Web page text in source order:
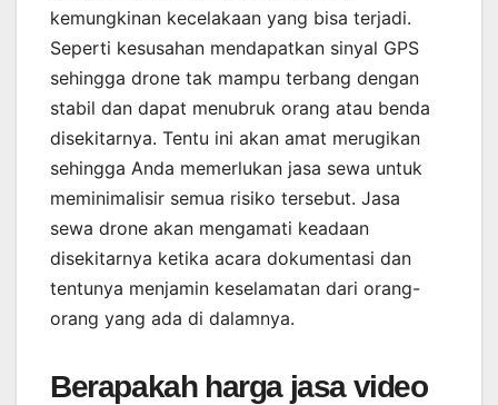
kemungkinan kecelakaan yang bisa terjadi.
Seperti kesusahan mendapatkan sinyal GPS
sehingga drone tak mampu terbang dengan
stabil dan dapat menubruk orang atau benda
disekitarnya. Tentu ini akan amat merugikan
sehingga Anda memerlukan jasa sewa untuk
meminimalisir semua risiko tersebut. Jasa
sewa drone akan mengamati keadaan
disekitarnya ketika acara dokumentasi dan
tentunya menjamin keselamatan dari orang-
orang yang ada di dalamnya.
Berapakah harga jasa video